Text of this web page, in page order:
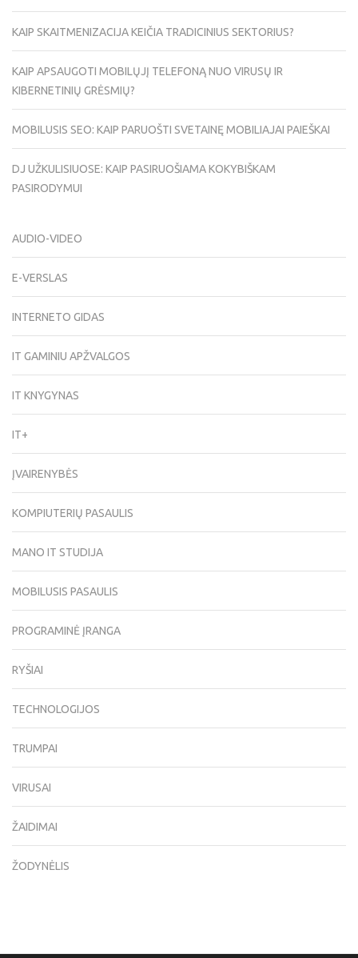
KAIP SKAITMENIZACIJA KEIČIA TRADICINIUS SEKTORIUS?
KAIP APSAUGOTI MOBILŲJĮ TELEFONĄ NUO VIRUSŲ IR
KIBERNETINIŲ GRĖSMIŲ?
MOBILUSIS SEO: KAIP PARUOŠTI SVETAINĘ MOBILIAJAI PAIEŠKAI
DJ UŽKULISIUOSE: KAIP PASIRUOŠIAMA KOKYBIŠKAM
PASIRODYMUI
AUDIO-VIDEO
E-VERSLAS
INTERNETO GIDAS
IT GAMINIU APŽVALGOS
IT KNYGYNAS
IT+
ĮVAIRENYBĖS
KOMPIUTERIŲ PASAULIS
MANO IT STUDIJA
MOBILUSIS PASAULIS
PROGRAMINĖ ĮRANGA
RYŠIAI
TECHNOLOGIJOS
TRUMPAI
VIRUSAI
ŽAIDIMAI
ŽODYNĖLIS